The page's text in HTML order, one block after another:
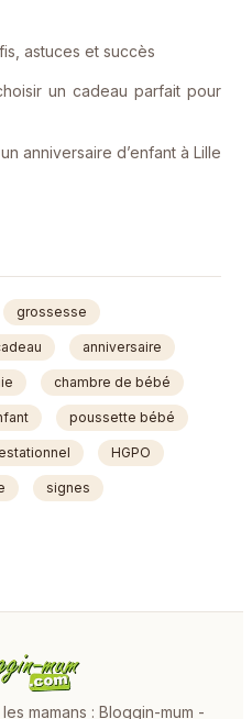
astuces et succès
un cadeau parfait pour
anniversaire d’enfant à Lille
grossesse
anniversaire
chambre de bébé
poussette bébé
HGPO
signes
mamans : Bloggin-mum -